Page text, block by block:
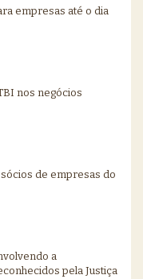
empresas até o dia
nos negócios
de empresas do
a
pela Justiça